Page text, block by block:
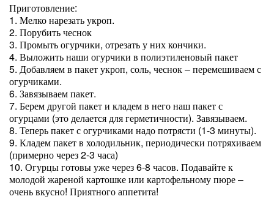
Приготовление:
1. Мелко нарезать укроп.
2. Порубить чеснок
3. Промыть огурчики, отрезать у них кончики.
4. Выложить наши огурчики в полиэтиленовый пакет
5. Добавляем в пакет укроп, соль, чеснок – перемешиваем с
огурчиками.
6. Завязываем пакет.
7. Берем другой пакет и кладем в него наш пакет с
огурцами (это делается для герметичности). Завязываем.
8. Теперь пакет с огурчиками надо потрясти (1-3 минуты).
9. Кладем пакет в холодильник, периодически потряхиваем
(примерно через 2-3 часа)
10. Огурцы готовы уже через 6-8 часов. Подавайте к
молодой жареной картошке или картофельному пюре –
очень вкусно! Приятного аппетита!